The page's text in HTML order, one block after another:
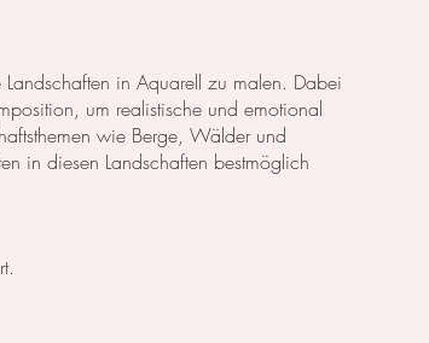
in Aquarell zu malen. Dabei
um realistische und emotional
wie Berge, Wälder und
in diesen Landschaften bestmöglich
wie möglich darzustellen. Außerdem